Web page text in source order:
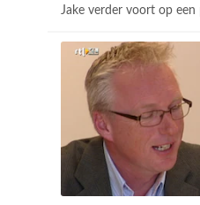
Jake verder voort op een